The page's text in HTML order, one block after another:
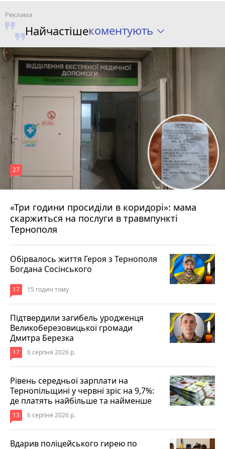
Найчастішекоментують
«Три години просиділи в коридорі»: мама
скаржиться на послуги в травмпункті
Тернополя
27
11 годин тому
Обірвалось життя Героя з Тернополя
Богдана Сосінського
17 15 годин тому
Підтвердили загибель уродженця
Великоберезовицької громади
Дмитра Березка
17 6 серпня 2026 р.
Рівень середньої зарплати на
Тернопільщині у червні зріс на 9,7%:
де платять найбільше та найменше
13 6 серпня 2026 р.
Вдарив поліцейського гирею по